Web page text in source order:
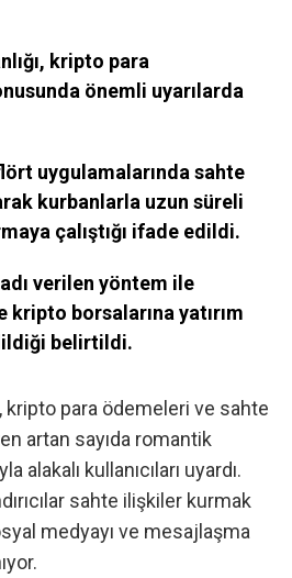
kripto para
önemli uyarılarda
flört uygulamalarında sahte
kurbanlarla uzun süreli
çalıştığı ifade edildi.
verilen yöntem ile
kripto borsalarına yatırım
belirtildi.
kripto para ödemeleri ve sahte
artan sayıda romantik
alakalı kullanıcıları uyardı.
sahte ilişkiler kurmak
medyayı ve mesajlaşma